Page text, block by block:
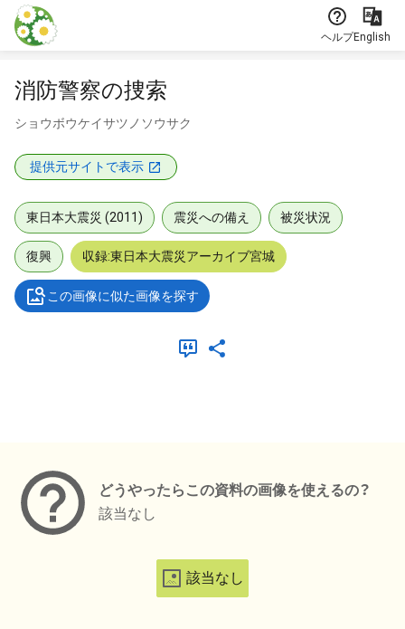
本文に飛ぶ
ヘルプEnglish
消防警察の捜索
ショウボウケイサツノソウサク
提供元サイトで表示
東日本大震災 (2011) 震災への備え 被災状況
復興 収録:東日本大震災アーカイブ宮城
この画像に似た画像を探す
どうやったらこの資料の画像を使えるの？
該当なし
該当なし